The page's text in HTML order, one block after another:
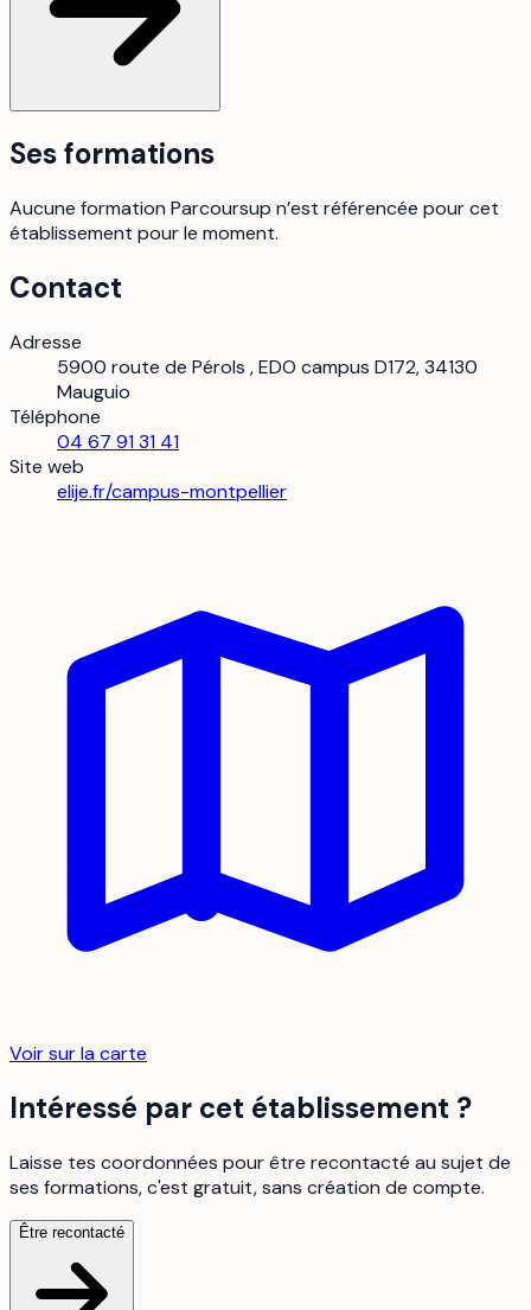
Ses formations
Aucune formation Parcoursup n’est référencée pour cet
établissement pour le moment.
Contact
Adresse
5900 route de Pérols , EDO campus D172, 34130
Mauguio
Téléphone
04 67 91 31 41
Site web
elije.fr/campus-montpellier
Voir sur la carte
Intéressé par cet établissement ?
Laisse tes coordonnées pour être recontacté au sujet de
ses formations, c'est gratuit, sans création de compte.
Être recontacté